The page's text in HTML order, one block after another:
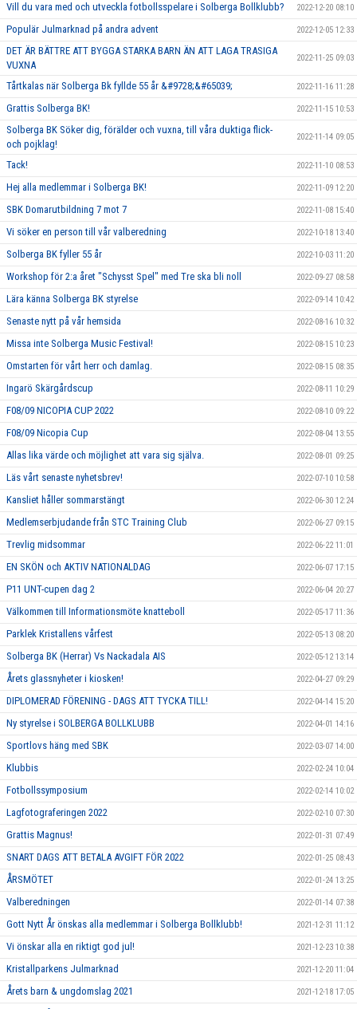
Vill du vara med och utveckla fotbollsspelare i Solberga Bollklubb? 2022-12-20 08:10
Populär Julmarknad på andra advent 2022-12-05 12:33
DET ÄR BÄTTRE ATT BYGGA STARKA BARN ÄN ATT LAGA TRASIGA
VUXNA
2022-11-25 09:03
Tårtkalas när Solberga Bk fyllde 55 år &#9728;&#65039; 2022-11-16 11:28
Grattis Solberga BK! 2022-11-15 10:53
Solberga BK Söker dig, förälder och vuxna, till våra duktiga flick-
och pojklag!
2022-11-14 09:05
Tack! 2022-11-10 08:53
Hej alla medlemmar i Solberga BK! 2022-11-09 12:20
SBK Domarutbildning 7 mot 7 2022-11-08 15:40
Vi söker en person till vår valberedning 2022-10-18 13:40
Solberga BK fyller 55 år 2022-10-03 11:20
Workshop för 2:a året "Schysst Spel" med Tre ska bli noll 2022-09-27 08:58
Lära känna Solberga BK styrelse 2022-09-14 10:42
Senaste nytt på vår hemsida 2022-08-16 10:32
Missa inte Solberga Music Festival! 2022-08-15 10:23
Omstarten för vårt herr och damlag. 2022-08-15 08:35
Ingarö Skärgårdscup 2022-08-11 10:29
F08/09 NICOPIA CUP 2022 2022-08-10 09:22
F08/09 Nicopia Cup 2022-08-04 13:55
Allas lika värde och möjlighet att vara sig själva. 2022-08-01 09:25
Läs vårt senaste nyhetsbrev! 2022-07-10 10:58
Kansliet håller sommarstängt 2022-06-30 12:24
Medlemserbjudande från STC Training Club 2022-06-27 09:15
Trevlig midsommar 2022-06-22 11:01
EN SKÖN och AKTIV NATIONALDAG 2022-06-07 17:15
P11 UNT-cupen dag 2 2022-06-04 20:27
Välkommen till Informationsmöte knatteboll 2022-05-17 11:36
Parklek Kristallens vårfest 2022-05-13 08:20
Solberga BK (Herrar) Vs Nackadala AIS 2022-05-12 13:14
Årets glassnyheter i kiosken! 2022-04-27 09:29
DIPLOMERAD FÖRENING - DAGS ATT TYCKA TILL! 2022-04-14 15:20
Ny styrelse i SOLBERGA BOLLKLUBB 2022-04-01 14:16
Sportlovs häng med SBK 2022-03-07 14:00
Klubbis 2022-02-24 10:04
Fotbollssymposium 2022-02-14 10:02
Lagfotograferingen 2022 2022-02-10 07:30
Grattis Magnus! 2022-01-31 07:49
SNART DAGS ATT BETALA AVGIFT FÖR 2022 2022-01-25 08:43
ÅRSMÖTET 2022-01-24 13:25
Valberedningen 2022-01-14 07:38
Gott Nytt År önskas alla medlemmar i Solberga Bollklubb! 2021-12-31 11:12
Vi önskar alla en riktigt god jul! 2021-12-23 10:38
Kristallparkens Julmarknad 2021-12-20 11:04
Årets barn & ungdomslag 2021 2021-12-18 17:05